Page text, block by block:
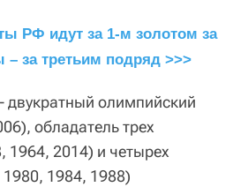
РФ идут за 1-м золотом за
– за третьим подряд >>>
олимпийский
обладатель трех
1964, 2014) и четырех
1984, 1988)